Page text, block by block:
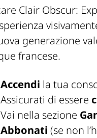
Clair Obscur:
generazione
francese.
Accendi la tua
Assicurati di essere
Vai nella sezione
Abbonati (se non